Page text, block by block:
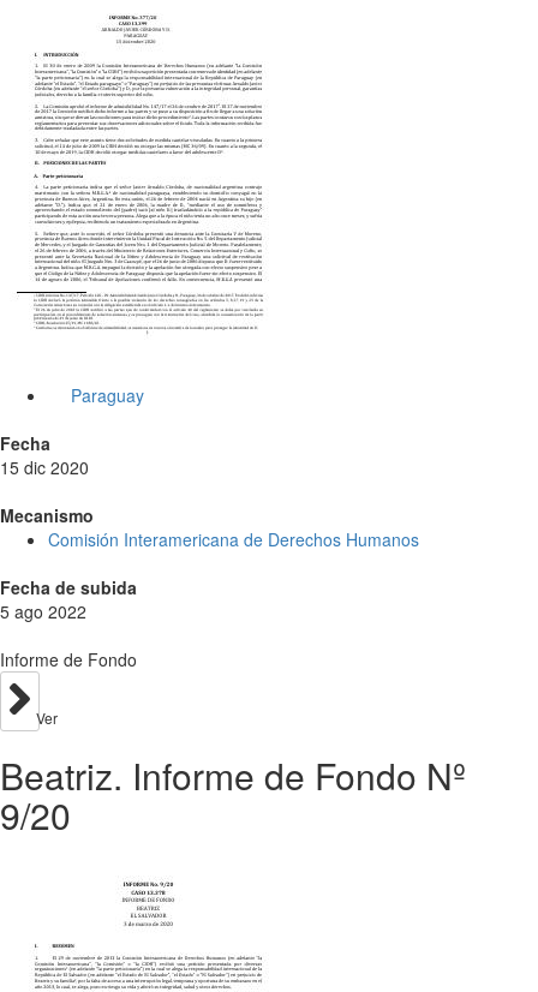
Paraguay
Fecha
15 dic 2020
Mecanismo
Comisión Interamericana de Derechos Humanos
Fecha de subida
5 ago 2022
Informe de Fondo
Ver
Beatriz. Informe de Fondo Nº
9/20